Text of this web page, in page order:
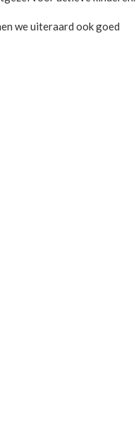
we uiteraard ook goed